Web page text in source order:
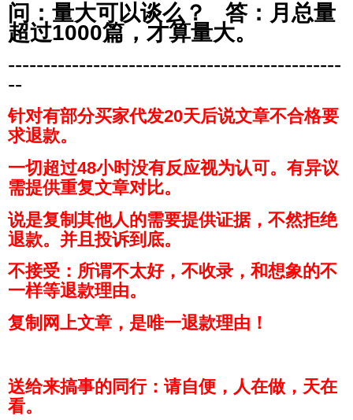
问：量大可以谈么？ 答：月总量
超过1000篇，才算量大。
-----------------------------------------------
--
针对有部分买家代发20天后说文章不合格要
求退款。
一切超过48小时没有反应视为认可。有异议
需提供重复文章对比。
说是复制其他人的需要提供证据，不然拒绝
退款。并且投诉到底。
不接受：所谓不太好，不收录，和想象的不
一样等退款理由。
复制网上文章，是唯一退款理由！
送给来搞事的同行：请自便，人在做，天在
看。